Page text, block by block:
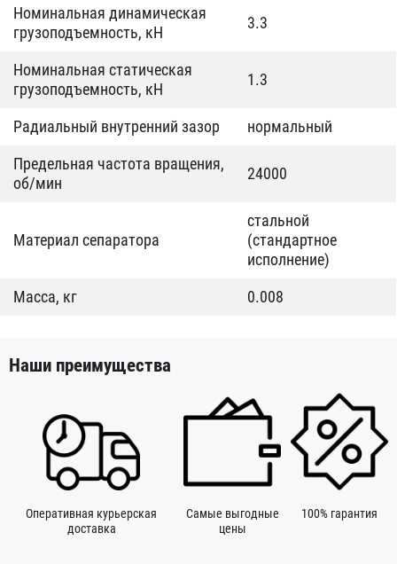
Номинальная динамическая
грузоподъемность, кН
3.3
Номинальная статическая
грузоподъемность, кН
1.3
Радиальный внутренний зазор
нормальный
Предельная частота вращения,
об/мин
24000
Материал сепаратора
стальной
(стандартное
исполнение)
Масса, кг
0.008
Наши преимущества
Оперативная курьерская
доставка
Самые выгодные
цены
100% гарантия